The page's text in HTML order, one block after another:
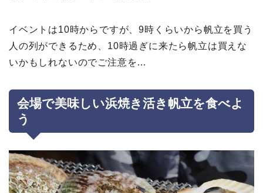
イベントは10時からですが、9時くらいから帆立を買う
人の列ができるため、10時過ぎに来たら帆立は買えな
いかもしれないのでご注意を…
会場で美味しい浜焼き活き帆立を食べよ
う